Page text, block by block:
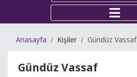
Anasayfa Kişiler Gündüz Vassaf
Gündüz Vassaf